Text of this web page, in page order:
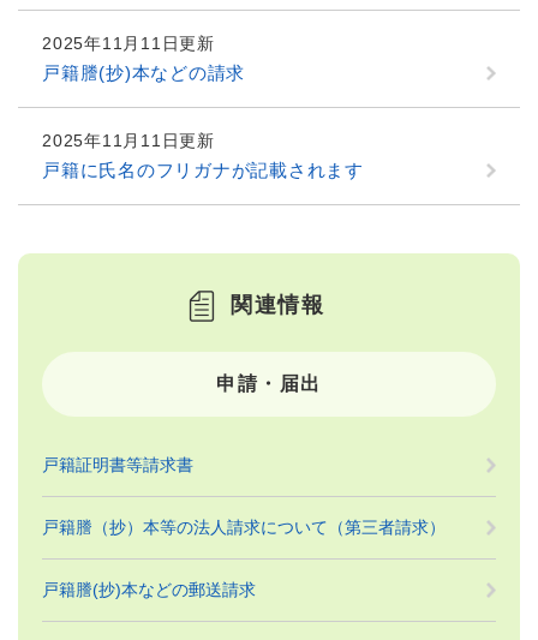
2025年11月11日更新
戸籍謄(抄)本などの請求
2025年11月11日更新
戸籍に氏名のフリガナが記載されます
関連情報
申請・届出
戸籍証明書等請求書
戸籍謄（抄）本等の法人請求について（第三者請求）
戸籍謄(抄)本などの郵送請求